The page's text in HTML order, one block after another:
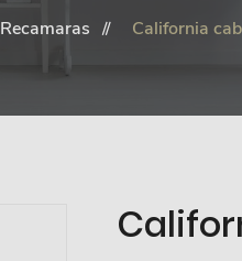
Recamaras California